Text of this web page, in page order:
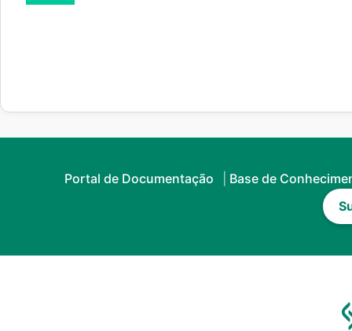
Portal de Documentação
Base de